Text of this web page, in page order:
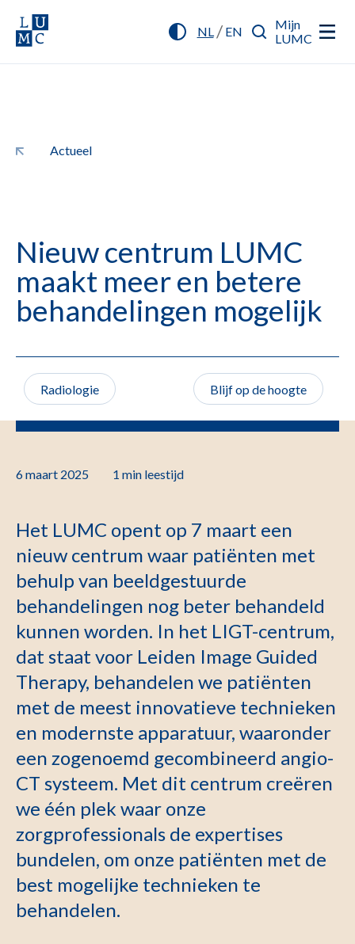
NL/ EN
Mijn
LUMC
Actueel
Nieuw centrum LUMC
maakt meer en betere
behandelingen mogelijk
Radiologie Blijf op de hoogte
6 maart 2025 1 min leestijd
Het LUMC opent op 7 maart een
nieuw centrum waar patiënten met
behulp van beeldgestuurde
behandelingen nog beter behandeld
kunnen worden. In het LIGT-centrum,
dat staat voor Leiden Image Guided
Therapy, behandelen we patiënten
met de meest innovatieve technieken
en modernste apparatuur, waaronder
een zogenoemd gecombineerd angio-
CT systeem. Met dit centrum creëren
we één plek waar onze
zorgprofessionals de expertises
bundelen, om onze patiënten met de
best mogelijke technieken te
behandelen.